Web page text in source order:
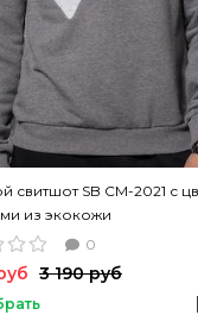
свитшот SB СМ-2021 с
из экокожи
0
3 190 руб